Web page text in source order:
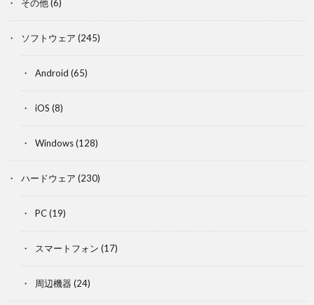
その他(6)
ソフトウェア (245)
Android (65)
iOS (8)
Windows(128)
ハードウェア (230)
PC(19)
スマートフォン (17)
周辺機器 (24)